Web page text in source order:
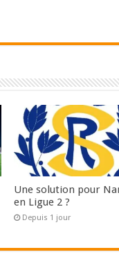
Une solution pour
en Ligue 2 ?
Depuis 1 jour